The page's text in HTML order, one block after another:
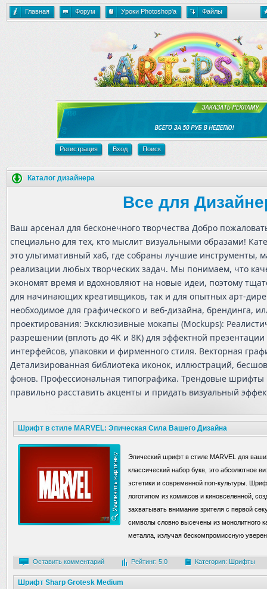
Главная Форум Уроки Photoshop'a Файлы
Регистрация Вход Поиск
Каталог дизайнера
Все для
Ваш арсенал для бесконечного творчества Добро
специально для тех, кто мыслит визуальными образами!
это ультимативный хаб, где собраны лучшие инструменты,
реализации любых творческих задач. Мы понимаем, что
экономят время и вдохновляют на новые идеи, поэтому
для начинающих креативщиков, так и для опытных арт-
необходимое для графического и веб-дизайна, брендинга,
проектирования: Эксклюзивные мокапы (Mockups):
разрешении (вплоть до 4K и 8K) для эффектной
интерфейсов, упаковки и фирменного стиля. Векторная
Детализированная библиотека иконок, иллюстраций,
фонов. Профессиональная типографика. Трендовые шрифты
правильно расставить акценты и придать визуальный
Шрифт в стиле MARVEL: Эпическая Сила Вашего Дизайна
Эпический шрифт в стиле MARVEL для
классический набор букв, это абсолютное
эстетики и современной поп-культуры.
логотипом из комиксов и киновселенной,
захватывать внимание зрителя с первой
символы словно высечены из монолитного
металла, излучая бескомпромиссную
Оставить комментарий Рейтинг: 5.0 Категория: Шрифты
Шрифт Sharp Grotesk Medium